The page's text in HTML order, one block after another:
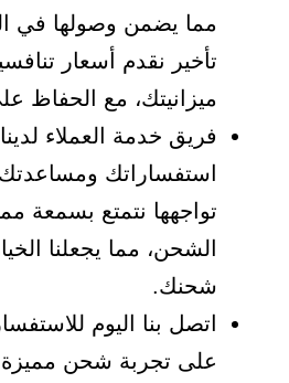
مما يضمن وصولها في
تأخير نقدم أسعار
ميزانيتك، مع الحفاظ
فريق خدمة العملاء لدينا
استفساراتك
تواجهها نتمتع بسمعة
الشحن، مما يجعلنا
شحنك.
اتصل بنا اليوم
على تجربة شحن مميزة